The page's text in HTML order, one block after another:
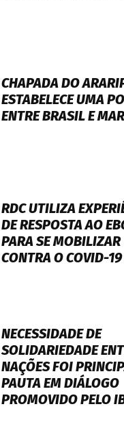
CHAPADA DO
ESTABELECE UMA
ENTRE BRASIL E
RDC UTILIZA
DE RESPOSTA AO
PARA SE MOBILIZAR
CONTRA O COVID-19
NECESSIDADE DE
SOLIDARIEDADE
NAÇÕES FOI
PAUTA EM DIÁLOGO
PROMOVIDO PELO